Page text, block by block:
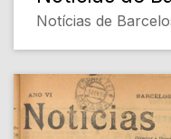
Notícias de